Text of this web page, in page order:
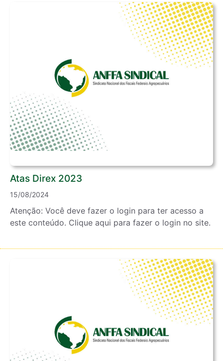
Atas Direx 2023
15/08/2024
Atenção: Você deve fazer o login para ter acesso a
este conteúdo. Clique aqui para fazer o login no site.